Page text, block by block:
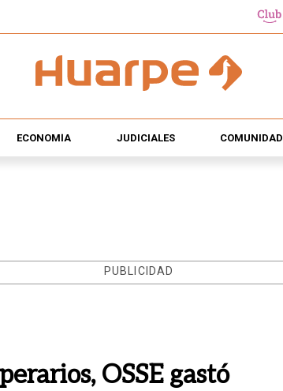
ECONOMÍA JUDICIALES COMUNIDAD
PUBLICIDAD
OSSE gastó